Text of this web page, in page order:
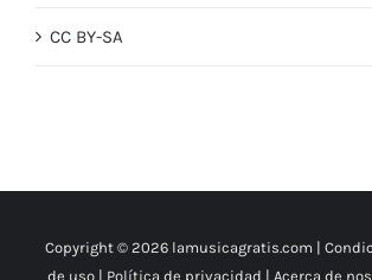
CC BY-SA
Copyright © 2026 lamusicagratis.com |
de uso| Política de privacidad | Acerca de